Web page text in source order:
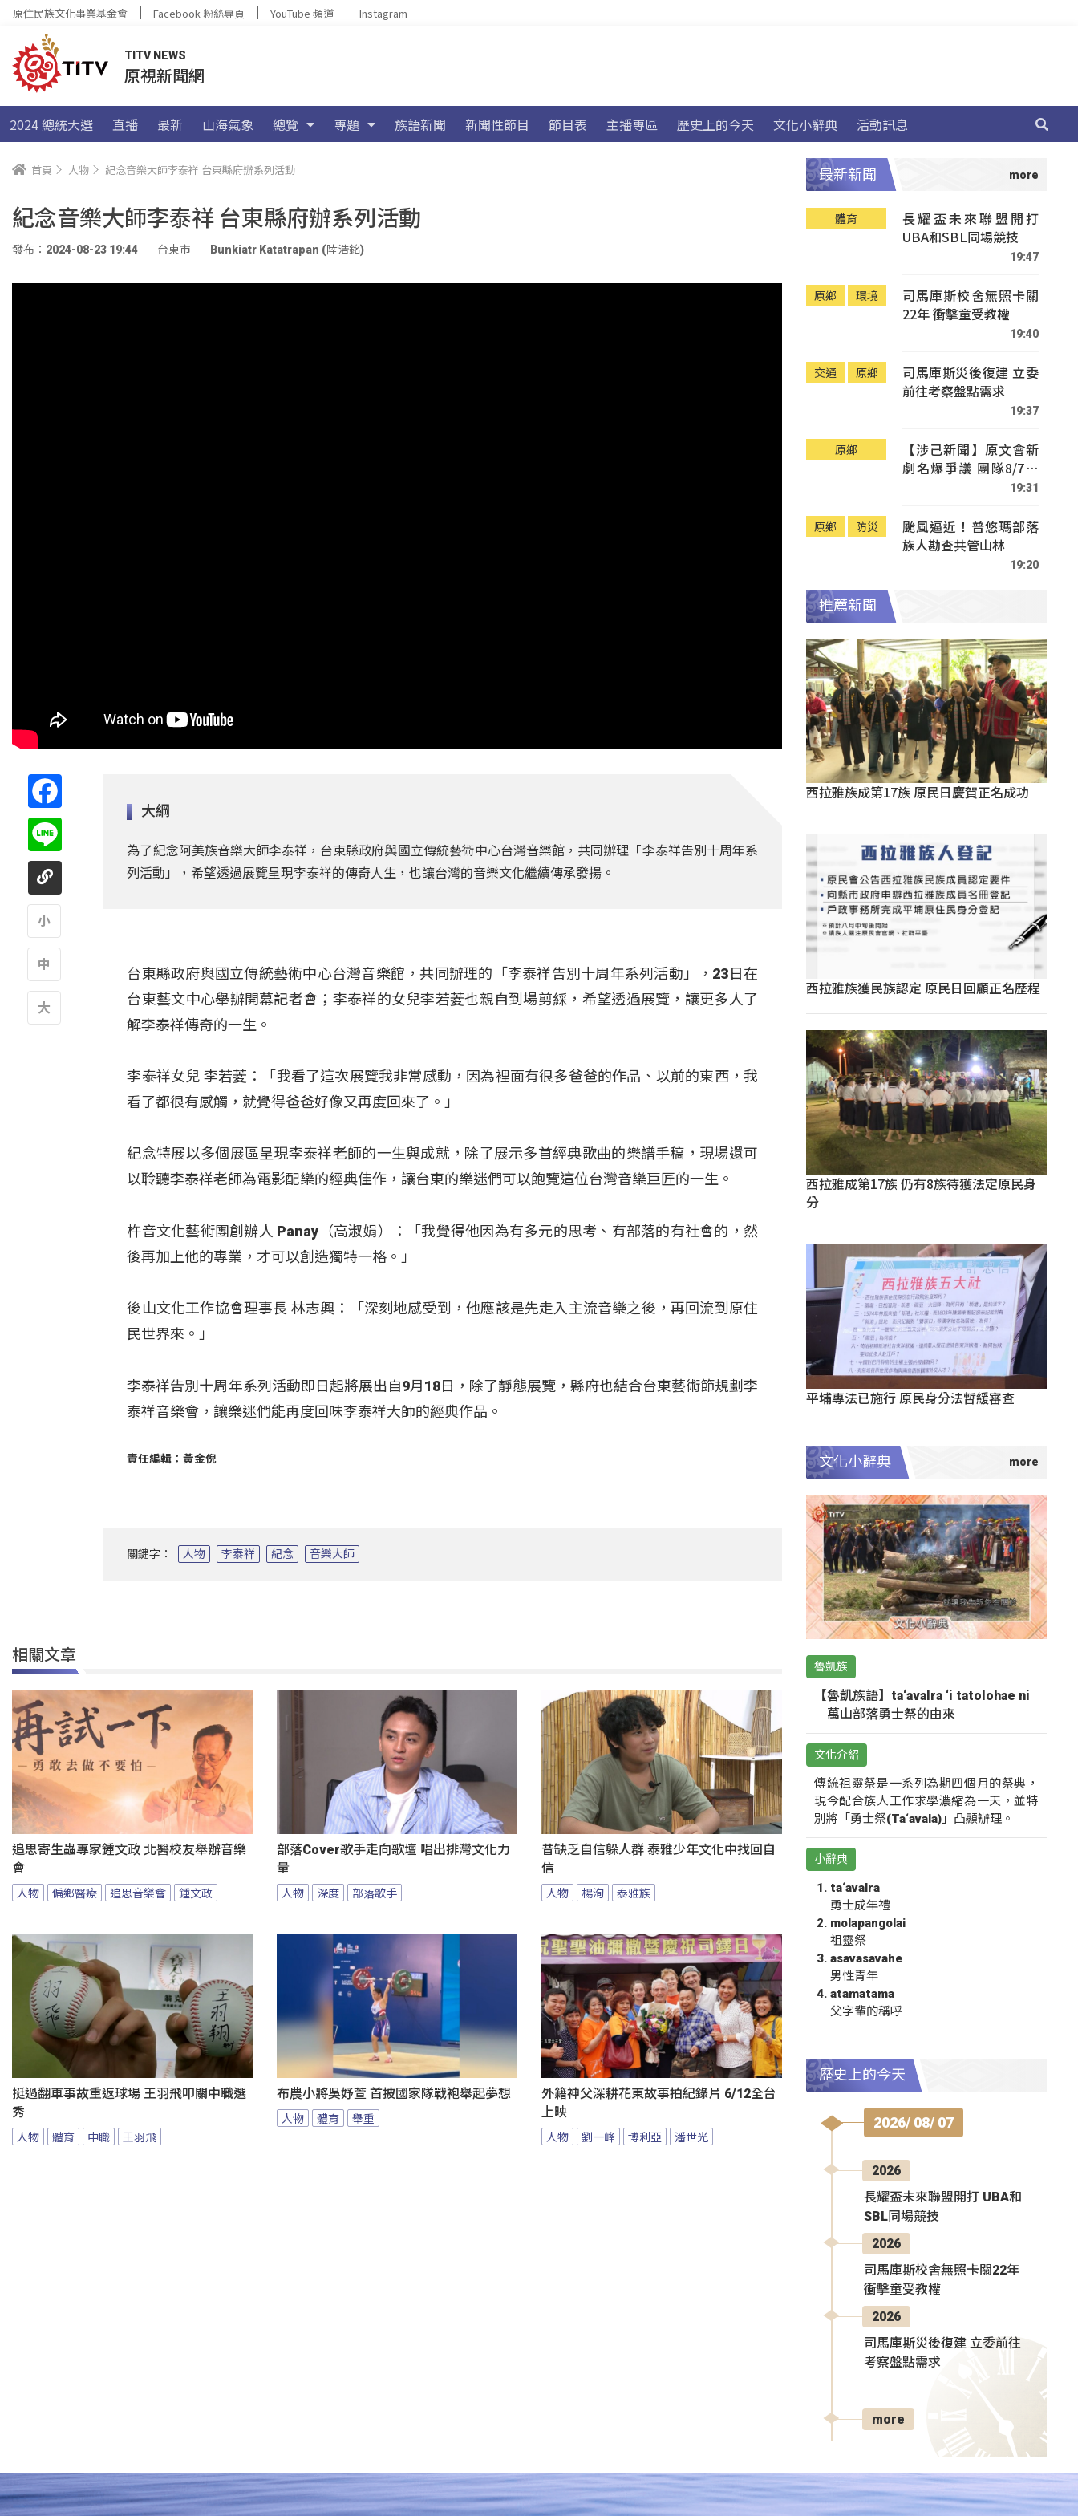
原住民族文化事業基金會 Facebook 粉絲專頁 YouTube 頻道 Instagram
TITV NEWS
原視新聞網
2024 總統大選 直播 最新 山海氣象 總覽 專題 族語新聞 新聞性節目 節目表 主播專區 歷史上的今天 文化小辭典 活動訊息
首頁 人物 紀念音樂大師李泰祥 台東縣府辦系列活動
紀念音樂大師李泰祥 台東縣府辦系列活動
發布：2024-08-23 19:44 台東市 Bunkiatr Katatrapan (陸浩銘)
大綱
為了紀念阿美族音樂大師李泰祥，台東縣政府與國立傳統藝術中心台灣音樂館，共同辦理「李泰祥告別十周年系
列活動」，希望透過展覽呈現李泰祥的傳奇人生，也讓台灣的音樂文化繼續傳承發揚。
台東縣政府與國立傳統藝術中心台灣音樂館，共同辦理的「李泰祥告別十周年系列活動」，23日在
台東藝文中心舉辦開幕記者會；李泰祥的女兒李若菱也親自到場剪綵，希望透過展覽，讓更多人了
解李泰祥傳奇的一生。
李泰祥女兒 李若菱：「我看了這次展覽我非常感動，因為裡面有很多爸爸的作品、以前的東西，我
看了都很有感觸，就覺得爸爸好像又再度回來了。」
紀念特展以多個展區呈現李泰祥老師的一生與成就，除了展示多首經典歌曲的樂譜手稿，現場還可
以聆聽李泰祥老師為電影配樂的經典佳作，讓台東的樂迷們可以飽覽這位台灣音樂巨匠的一生。
杵音文化藝術團創辦人 Panay（高淑娟）：「我覺得他因為有多元的思考、有部落的有社會的，然
後再加上他的專業，才可以創造獨特一格。」
後山文化工作協會理事長 林志興：「深刻地感受到，他應該是先走入主流音樂之後，再回流到原住
民世界來。」
李泰祥告別十周年系列活動即日起將展出自9月18日，除了靜態展覽，縣府也結合台東藝術節規劃李
泰祥音樂會，讓樂迷們能再度回味李泰祥大師的經典作品。
責任編輯：黃金倪
關鍵字： 人物 李泰祥 紀念 音樂大師
相關文章
追思寄生蟲專家鍾文政 北醫校友舉辦音樂
會
人物 偏鄉醫療 追思音樂會 鍾文政
部落Cover歌手走向歌壇 唱出排灣文化力
量
人物 深度 部落歌手
昔缺乏自信躲人群 泰雅少年文化中找回自
信
人物 楊洵 泰雅族
挺過翻車事故重返球場 王羽飛叩關中職選
秀
人物 體育 中職 王羽飛
布農小將吳妤萱 首披國家隊戰袍舉起夢想
人物 體育 舉重
外籍神父深耕花東故事拍紀錄片 6/12全台
上映
人物 劉一峰 博利亞 潘世光
最新新聞
體育
長耀盃未來聯盟開打
UBA和SBL同場競技
19:47
原鄉 環境
司馬庫斯校舍無照卡關
22年 衝擊童受教權
19:40
交通 原鄉
司馬庫斯災後復建 立委
前往考察盤點需求
19:37
原鄉
【涉己新聞】原文會新
劇名爆爭議 團隊8/7赴
19:31
原鄉 防災
颱風逼近！普悠瑪部落
族人勘查共管山林
19:20
推薦新聞
西拉雅族成第17族 原民日慶賀正名成功
西拉雅族獲民族認定 原民日回顧正名歷程
西拉雅成第17族 仍有8族待獲法定原民身
分
平埔專法已施行 原民身分法暫緩審查
文化小辭典
魯凱族
【魯凱族語】ta‘avalra ‘i tatolohae ni
｜萬山部落勇士祭的由來
文化介紹
傳統祖靈祭是一系列為期四個月的祭典，
現今配合族人工作求學濃縮為一天，並特
別將「勇士祭(Ta‘avala)」凸顯辦理。
小辭典
ta‘avalra
勇士成年禮
molapangolai
祖靈祭
asavasavahe
男性青年
atamatama
父字輩的稱呼
歷史上的今天
2026/ 08/ 07
2026
長耀盃未來聯盟開打 UBA和
SBL同場競技
2026
司馬庫斯校舍無照卡關22年
衝擊童受教權
2026
司馬庫斯災後復建 立委前往
考察盤點需求
more